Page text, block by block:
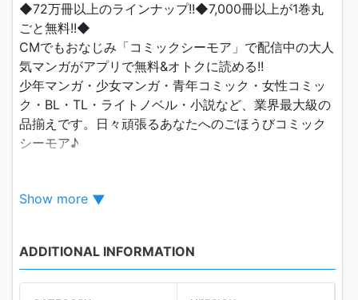
◆72万冊以上のラインナップ!!◆7,000冊以上が1巻丸
ごと無料!!◆
CMでもおなじみ「コミックシーモア」で配信中の大人
気マンガがアプリで無料&オトクに読める!!
少年マンガ・少女マンガ・青年コミック・女性コミッ
ク・BL・TL・ライトノベル・小説など、業界最大級の
品揃えです。日々頑張るあなたへのごほうびコミック
シーモア♪
【数がすごい！】
えるはず！
『恋と弾丸』『ちはやふる』『黒崎くんの言いなりに
Show more
ADDITIONAL INFORMATION